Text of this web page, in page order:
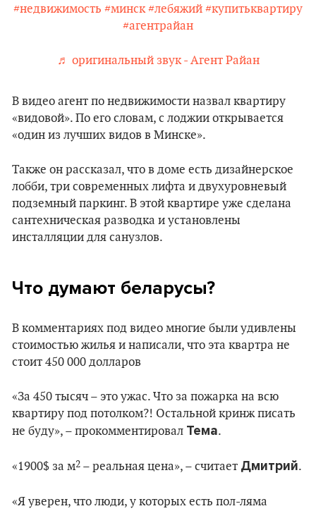
#недвижимость #минск #лебяжий #купитьквартиру
#агентрайан
♬ оригинальный звук - Агент Райан
В видео агент по недвижимости назвал квартиру
«видовой». По его словам, с лоджии открывается
«один из лучших видов в Минске».
Также он рассказал, что в доме есть дизайнерское
лобби, три современных лифта и двухуровневый
подземный паркинг. В этой квартире уже сделана
сантехническая разводка и установлены
инсталляции для санузлов.
Что думают беларусы?
В комментариях под видео многие были удивлены
стоимостью жилья и написали, что эта квартра не
стоит 450 000 долларов
«За 450 тысяч – это ужас. Что за пожарка на всю
квартиру под потолком?! Остальной кринж писать
не буду», – прокомментировал Тема.
«1900$ за м2 – реальная цена», – считает Дмитрий.
«Я уверен, что люди, у которых есть пол-ляма